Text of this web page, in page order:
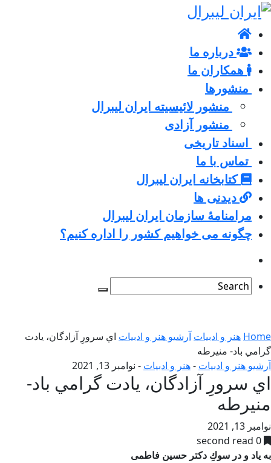
درباره ما
همکاران ما
منشورها
منشور لائیسیته ایران لیبرال
منشور آزادی
اسناد تاریخی
تماس با ما
کتابخانه ایران لیبرال
دیدنی ها
مرامنامۀ سازمان ایران لیبرال
چگونه می خواهیم کشور را اداره کنیم؟
Home هنر و ادبیات آرشیو هنر و ادبیات اي سرورِ آزادگان، يادت
گرامي باد- منیرطه
آرشیو هنر و ادبیات -هنر و ادبیات - نوامبر 13, 2021
اي سرورِ آزادگان، يادت گرامي باد-
منیرطه
نوامبر 13, 2021
0 second read
به ياد و در سوكِ دكتر حسين فاطمی